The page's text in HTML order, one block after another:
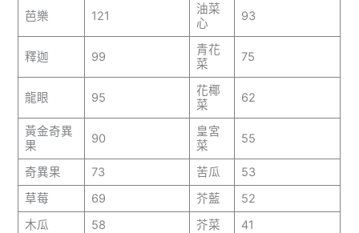
芭樂 121
油菜
心
93
釋迦 99
青花
菜
75
龍眼 95
花椰
菜
62
黃金奇異
果
90
皇宮
菜
55
奇異果 73 苦瓜
53
草莓
69 芥藍
52
木瓜
58 芥菜 41